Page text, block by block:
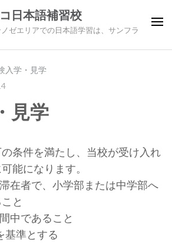
日本語補習校
ゼエリアでの日本語学習は、サンフラ
入学・見学
見学
条件を満たし、当校が受け入れ
能になります。
在者で、小学部または中学部へ
と
中であること
基準とする